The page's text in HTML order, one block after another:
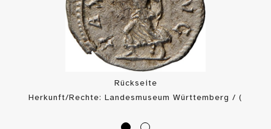
Rückseite
Herkunft/Rechte: Landesmuseum Württemberg / (